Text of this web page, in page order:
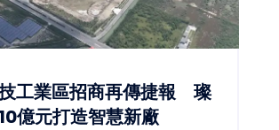
工業區招商再傳捷報 璨
億元打造智慧新廠